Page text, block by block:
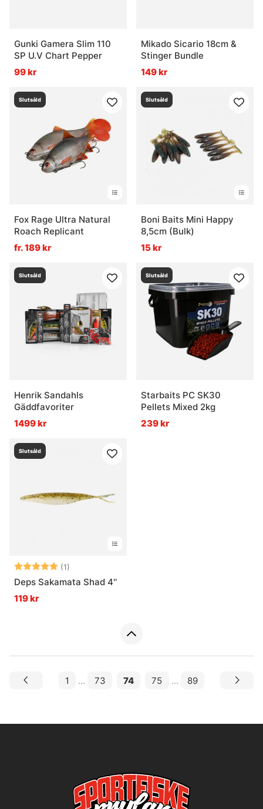
Gunki Gamera Slim 110
SP U.V Chart Pepper
99 kr
Mikado Sicario 18cm &
Stinger Bundle
149 kr
Slutsåld
Fox Rage Ultra Natural
Roach Replicant
fr. 189 kr
Slutsåld
Boni Baits Mini Happy
8,5cm (Bulk)
15 kr
Slutsåld
Henrik Sandahls
Gäddfavoriter
1499 kr
Slutsåld
Starbaits PC SK30
Pellets Mixed 2kg
239 kr
Slutsåld
Betyg: (1)
Deps Sakamata Shad 4''
119 kr
1 ... 73 74 75 ... 89